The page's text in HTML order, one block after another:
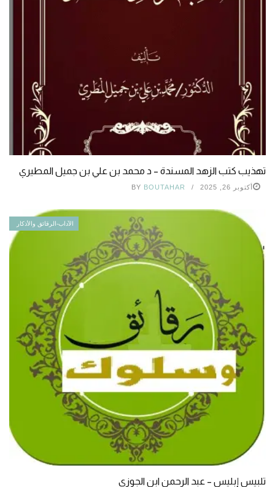
تهذيب كتب الزهد المسندة – د محمد بن علي بن جميل المطيري
أكتوبر 26, 2025 BY BOUTAHAR
الآداب-الرقائق والأذكار
تلبيس إبليس – عبد الرحمن ابن الجوزي